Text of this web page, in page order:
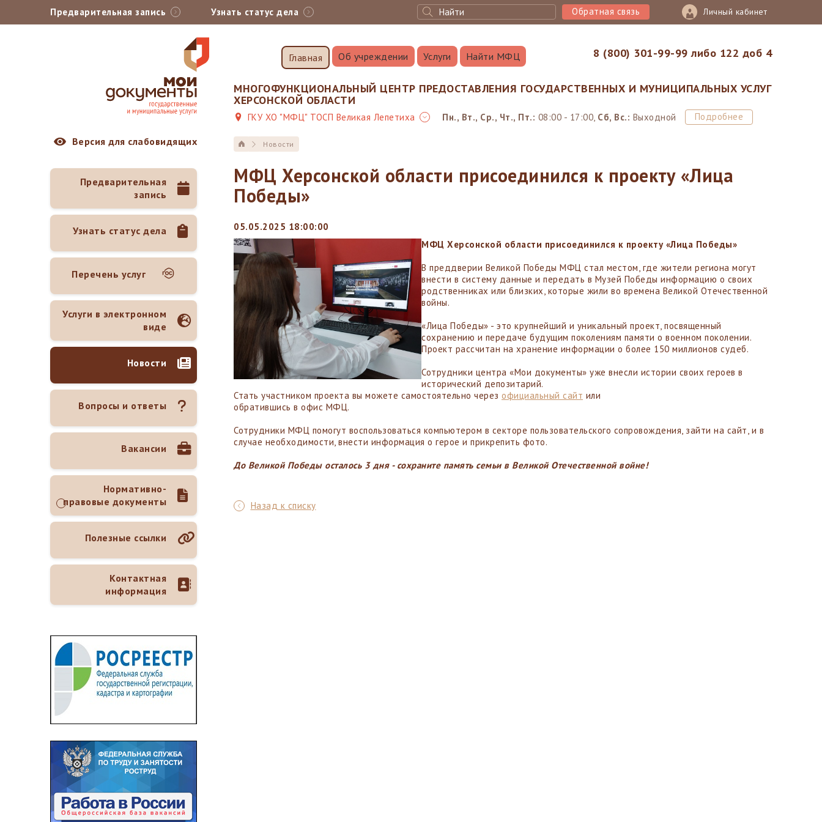
Предварительная запись Узнать статус дела Личный кабинет
8 (800) 301-99-99 либо 122 доб 4
Обратная связь
Главная Об учреждении Услуги Найти МФЦ
МНОГОФУНКЦИОНАЛЬНЫЙ ЦЕНТР ПРЕДОСТАВЛЕНИЯ ГОСУДАРСТВЕННЫХ И МУНИЦИПАЛЬНЫХ УСЛУГ
ХЕРСОНСКОЙ ОБЛАСТИ
ГКУ ХО "МФЦ" ТОСП Великая Лепетиха Пн., Вт., Ср., Чт., Пт.: 08:00 - 17:00, Сб, Вс.: Выходной Подробнее
Версия для слабовидящих
Предварительная
запись
Узнать статус дела
Перечень услуг
Услуги в электронном
виде
Новости
Вопросы и ответы
Вакансии
Нормативно-
правовые документы
Полезные ссылки
Контактная
информация
Новости
МФЦ Херсонской области присоединился к проекту «Лица
Победы»
05.05.2025 18:00:00
МФЦ Херсонской области присоединился к проекту «Лица Победы»
В преддверии Великой Победы МФЦ стал местом, где жители региона могут
внести в систему данные и передать в Музей Победы информацию о своих
родственниках или близких, которые жили во времена Великой Отечественной
войны.
«Лица Победы» - это крупнейший и уникальный проект, посвященный
сохранению и передаче будущим поколениям памяти о военном поколении.
Проект рассчитан на хранение информации о более 150 миллионов судеб.
Сотрудники центра «Мои документы» уже внесли истории своих героев в
исторический депозитарий.
Стать участником проекта вы можете самостоятельно через официальный сайт или
обратившись в офис МФЦ.
Сотрудники МФЦ помогут воспользоваться компьютером в секторе пользовательского сопровождения, зайти на сайт, и в
случае необходимости, внести информация о герое и прикрепить фото.
До Великой Победы осталось 3 дня - сохраните память семьи в Великой Отечественной войне!
Назад к списку